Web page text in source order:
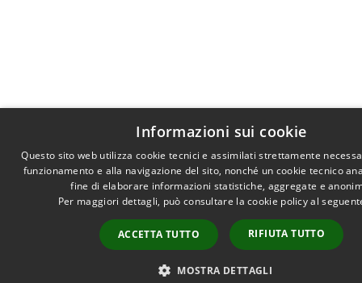
Informazioni sui cookie
Questo sito web utilizza cookie tecnici e assimilati strettamente
funzionamento e alla navigazione del sito, nonché un cookie tecnico
fine di elaborare informazioni statistiche, aggregate e
Per maggiori dettagli, può consultare la cookie policy al
ACCETTA TUTTO RIFIUTA TUTTO
MOSTRA DETTAGLI